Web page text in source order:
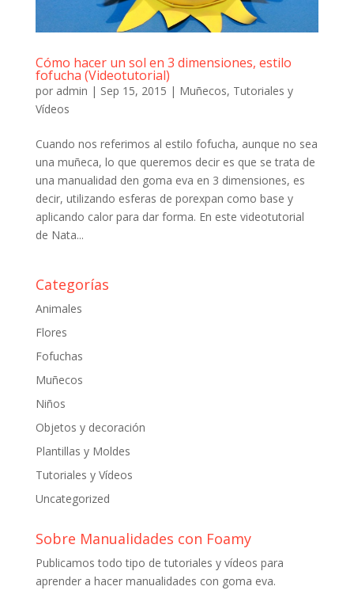
Cómo hacer un sol en 3 dimensiones, estilo
fofucha (Videotutorial)
por admin | Sep 15, 2015 | Muñecos, Tutoriales y
Vídeos
Cuando nos referimos al estilo fofucha, aunque no sea
una muñeca, lo que queremos decir es que se trata de
una manualidad den goma eva en 3 dimensiones, es
decir, utilizando esferas de porexpan como base y
aplicando calor para dar forma. En este videotutorial
de Nata...
Categorías
Animales
Flores
Fofuchas
Muñecos
Niños
Objetos y decoración
Plantillas y Moldes
Tutoriales y Vídeos
Uncategorized
Sobre Manualidades con Foamy
Publicamos todo tipo de tutoriales y vídeos para
aprender a hacer manualidades con goma eva.